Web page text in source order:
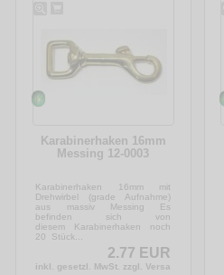
Karabinerhaken 16mm
Messing 12-0003
Karabinerhaken 16mm mit
Drehwirbel (grade Aufnahme)
aus massiv Messing Es
befinden sich von
diesem Karabinerhaken noch
20 Stück...
2.77 EUR
inkl. gesetzl. MwSt. zzgl. Versandkosten